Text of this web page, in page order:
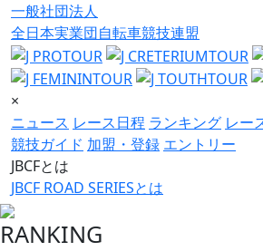
一般社団法人
全日本実業団自転車競技連盟
×
ニュース レース日程 ランキング レー
競技ガイド 加盟・登録 エントリー
JBCFとは
JBCF ROAD SERIESとは
RANKING